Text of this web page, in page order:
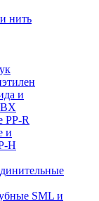
нить
и
PP-R
и
H
SML и